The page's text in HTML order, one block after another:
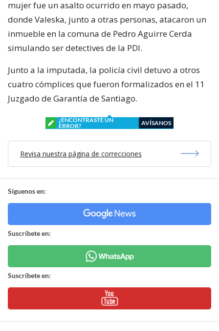
mujer fue un asalto ocurrido en mayo pasado,
donde Valeska, junto a otras personas, atacaron un
inmueble en la comuna de Pedro Aguirre Cerda
simulando ser detectives de la PDI.
Junto a la imputada, la policía civil detuvo a otros
cuatro cómplices que fueron formalizados en el 11
Juzgado de Garantía de Santiago.
¿ENCONTRASTE UN
ERROR?
AVÍSANOS
Revisa nuestra página de correcciones
Síguenos en:
Suscríbete en:
Suscríbete en: